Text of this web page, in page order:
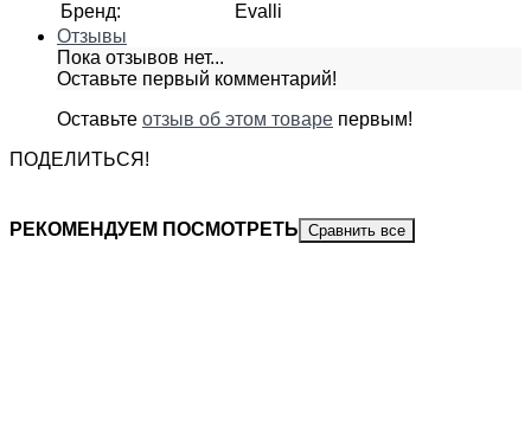
Бренд:
Evalli
Отзывы
Пока отзывов нет...
Оставьте первый комментарий!
Оставьте отзыв об этом товаре первым!
ПОДЕЛИТЬСЯ!
РЕКОМЕНДУЕМ ПОСМОТРЕТЬ Сравнить все